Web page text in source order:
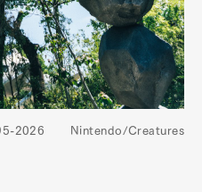
Nintendo/Creatures